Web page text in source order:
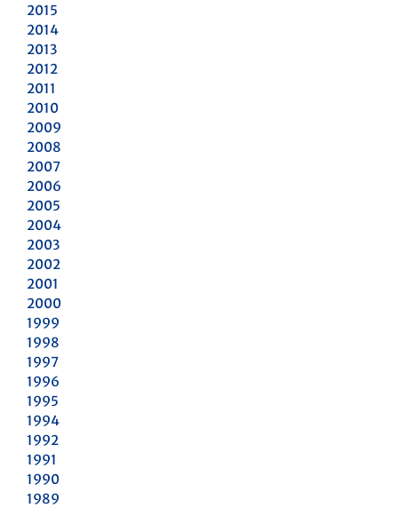
2015
2014
2013
2012
2011
2010
2009
2008
2007
2006
2005
2004
2003
2002
2001
2000
1999
1998
1997
1996
1995
1994
1992
1991
1990
1989